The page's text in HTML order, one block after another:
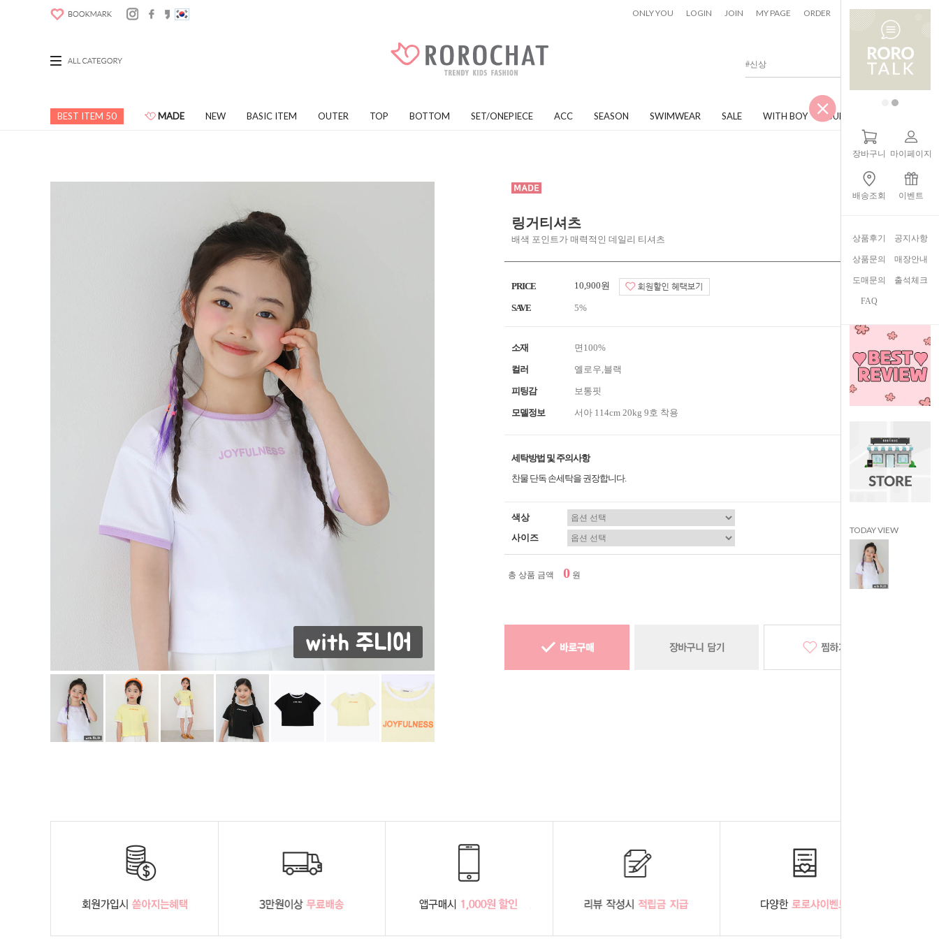
ONLY YOU LOGIN JOIN MY PAGE ORDER CART 0
BEST ITEM 50 MADE NEW BASIC ITEM OUTER TOP BOTTOM SET/ONEPIECE ACC SEASON SWIMWEAR SALE WITH BOY JUNIOR
장바구니 마이페이지
배송조회 이벤트
상품후기 공지사항
상품문의 매장안내
도매문의 출석체크
FAQ
TODAY VIEW
링거티셔츠
배색 포인트가 매력적인 데일리 티셔츠
PRICE 10,900원
SAVE 5%
소재 면100%
컬러 옐로우,블랙
피팅감 보통핏
모델정보 서아 114cm 20kg 9호 착용
세탁방법 및 주의사항
찬물 단독 손세탁을 권장합니다.
색상
사이즈
총 상품 금액 0 원